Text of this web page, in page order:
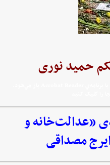
حمید نوری
«عدالت‌خانه و
مصداقی